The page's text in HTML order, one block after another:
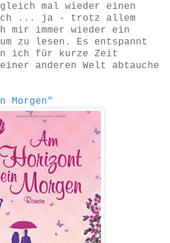
mal wieder einen
... ja - trotz allem
mir immer wieder ein
zu lesen. Es entspannt
ich für kurze Zeit
anderen Welt abtauche
Morgen"